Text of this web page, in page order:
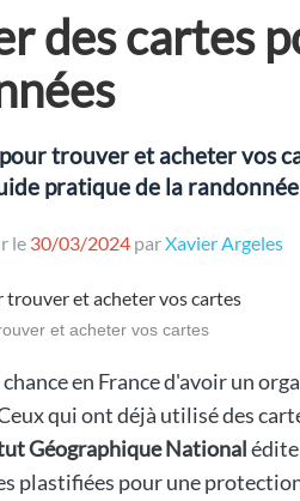
des cartes
trouver et acheter vos
pratique de la
le 30/03/2024 parXavier Argeles
et acheter vos cartes
en France d'avoir un
qui ont déjà utilisé des
Géographique National
plastifiées pour une